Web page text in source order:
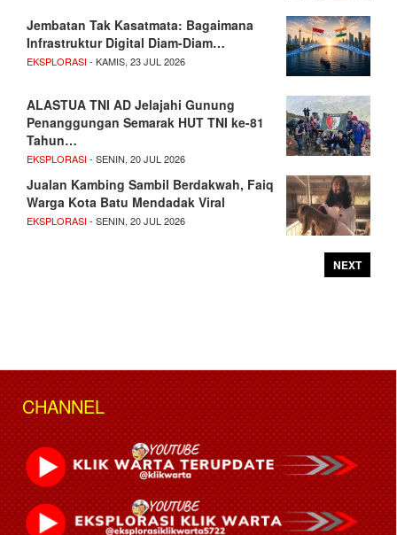
Jembatan Tak Kasatmata: Bagaimana
Infrastruktur Digital Diam-Diam…
EKSPLORASI- KAMIS, 23 JUL 2026
ALASTUA TNI AD Jelajahi Gunung
Penanggungan Semarak HUT TNI ke-81
Tahun…
EKSPLORASI- SENIN, 20 JUL 2026
Jualan Kambing Sambil Berdakwah, Faiq
Warga Kota Batu Mendadak Viral
EKSPLORASI- SENIN, 20 JUL 2026
NEXT
CHANNEL